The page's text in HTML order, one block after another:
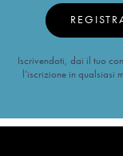
Iscrivendoti, dai il tuo
l’iscrizione in qualsiasi